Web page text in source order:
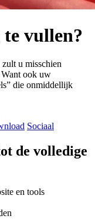
vullen?
u misschien
Want ook uw
die onmiddellijk
Sociaal
de volledige
en tools